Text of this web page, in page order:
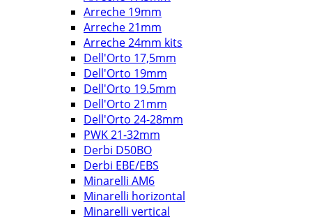
Arreche 19mm
Arreche 21mm
Arreche 24mm kits
Dell'Orto 17,5mm
Dell'Orto 19mm
Dell'Orto 19.5mm
Dell'Orto 21mm
Dell'Orto 24-28mm
PWK 21-32mm
Derbi D50BO
Derbi EBE/EBS
Minarelli AM6
Minarelli horizontal
Minarelli vertical